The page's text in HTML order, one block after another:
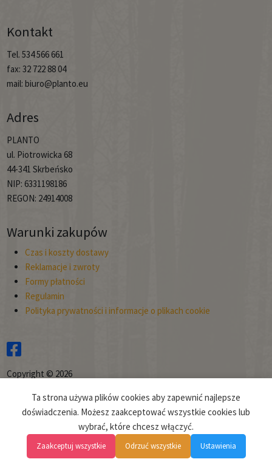
Kontakt
Tel. 534 566 661
fax: 32 722 88 04
mail: biuro@planto.eu
Adres
PLANTO
ul. Piotrowicka 68
44-341 Skrbeńsko
NIP: 6331198186
REGON: 24914008
Warunki zakupów
Czas i koszty dostawy
Reklamacje i zwroty
Formy płatności
Regulamin
Polityka prywatności i informacje o plikach cookie
Copyright © 2026
Projekt i realizacja: clivio.pl
Ta strona używa plików cookies aby zapewnić najlepsze
doświadczenia. Możesz zaakceptować wszystkie cookies lub
wybrać, które chcesz włączyć.
Zaakceptuj wszystkie Odrzuć wszystkie Ustawienia